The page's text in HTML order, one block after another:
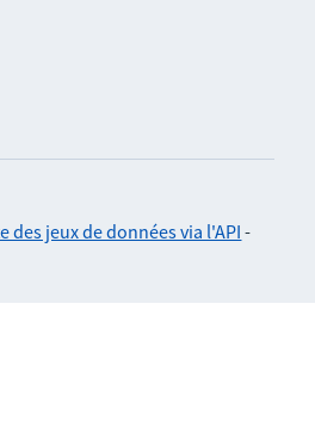
des jeux de données via l'API -